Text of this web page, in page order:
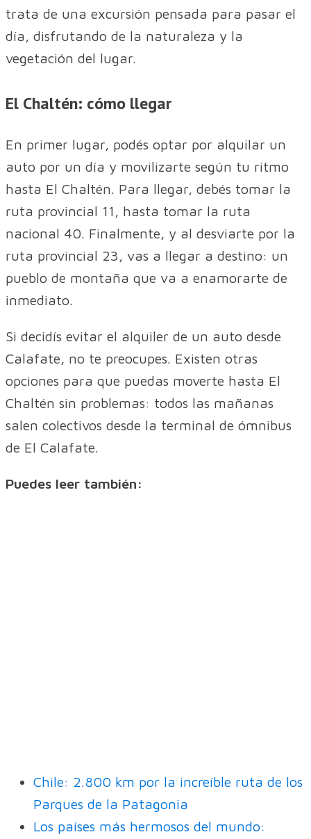
trata de una excursión pensada para pasar el
día, disfrutando de la naturaleza y la
vegetación del lugar.
El Chaltén: cómo llegar
En primer lugar, podés optar por alquilar un
auto por un día y movilizarte según tu ritmo
hasta El Chaltén. Para llegar, debés tomar la
ruta provincial 11, hasta tomar la ruta
nacional 40. Finalmente, y al desviarte por la
ruta provincial 23, vas a llegar a destino: un
pueblo de montaña que va a enamorarte de
inmediato.
Si decidís evitar el alquiler de un auto desde
Calafate, no te preocupes. Existen otras
opciones para que puedas moverte hasta El
Chaltén sin problemas: todos las mañanas
salen colectivos desde la terminal de ómnibus
de El Calafate.
Puedes leer también:
Chile: 2.800 km por la increíble ruta de los
Parques de la Patagonia
Los países más hermosos del mundo: